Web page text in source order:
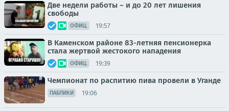
Две недели работы – и до 20 лет лишения
свободы
ОФИЦ. 19:57
В Каменском районе 83-летняя пенсионерка
стала жертвой жестокого нападения
ОФИЦ. 19:39
Чемпионат по распитию пива провели в Уганде
ПАБЛИКИ 19:06